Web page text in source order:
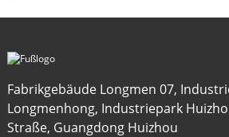
Fabrikgebäude Longmen 07,
Longmenhong, Industriepark
Straße, Guangdong Huizhou